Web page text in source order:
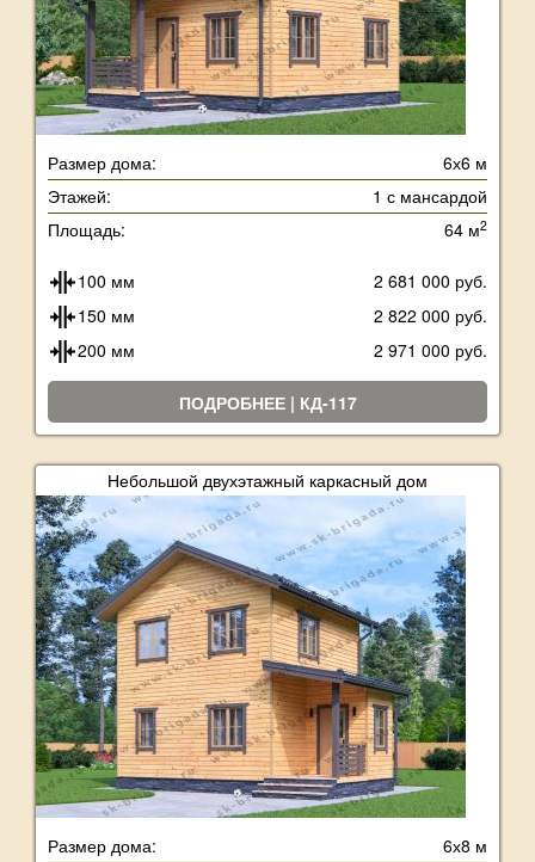
Размер дома:
6х6 м
Этажей:
1 с мансардой
Площадь:
64 м2
100 мм
2 681 000 руб.
150 мм
2 822 000 руб.
200 мм
2 971 000 руб.
ПОДРОБНЕЕ | КД-117
Небольшой двухэтажный каркасный дом
Размер дома:
6х8 м